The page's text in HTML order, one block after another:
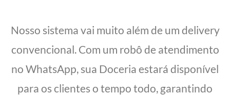
Nosso sistema vai muito além de um delivery
convencional. Com um robô de atendimento
no WhatsApp, sua Doceria estará disponível
para os clientes o tempo todo, garantindo